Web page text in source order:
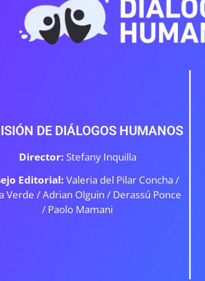
DE DIÁLOGOS HUMANOS
Director: Stefany Inquilla
Editorial: Valeria del Pilar Concha /
Verde /Adrian Olguin / Derassú Ponce
/ Paolo Mamani